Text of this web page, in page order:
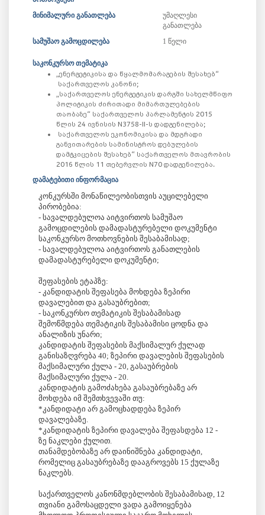
მინიმალური განათლება
უმაღლესი
განათლება
სამუშაო გამოცდილება
1 წელი
საკონკურსო თემატიკა
​​​​​​„ენერგეტიკისა და წყალმომარაგების შესახებ“
საქართველოს კანონი;
„საქართველოს ენერგეტიკის დარგში სახელმწიფო
პოლიტიკის ძირითადი მიმართულებების
თაობაზე“ საქართველოს პარლამენტის 2015
წლის 24 ივნისის N3758-II-ს დადგენილება;
საქართველოს ეკონომიკისა და მდგრადი
განვითარების სამინისტროს დებულების
დამტკიცების შესახებ“ საქართველოს მთავრობის
2016 წლის 11 თებერვლის N70 დადგენილება.
დამატებითი ინფორმაცია
კონკურსში მონაწილეობისთვის აუცილებელი
პირობებია:
- სავალდებულოა აიტვირთოს სამუშაო
გამოცდილების დამადასტურებელი დოკუმენტი
საკონკურსო მოთხოვნების შესაბამისად;
- სავალდებულოა აიტვირთოს განათლების
დამადასტურებელი დოკუმენტი;
შეფასების ეტაპზე:
- კანდიდატის შეფასება მოხდება ზეპირი
დავალებით და გასაუბრებით;
- საკონკურსო თემატიკის შესაბამისად
შემოწმდება თემატიკის შესაბამისი ცოდნა და
ანალიზის უნარი;
კანდიდატის შეფასების მაქსიმალურ ქულად
განისაზღვრება 40; ზეპირი დავალების შეფასების
მაქსიმალური ქულა - 20, გასაუბრების
მაქსიმალური ქულა - 20.
კანდიდატის გამოძახება გასაუბრებაზე არ
მოხდება იმ შემთხვევაში თუ:
*კანდიდატი არ გამოცხადდება ზეპირ
დავალებაზე.
*კანდიდატის ზეპირი დავალება შეფასდება 12 -
ზე ნაკლები ქულით.
თანამდებობაზე არ დაინიშნება კანდიდატი,
რომელიც გასაუბრებაზე დააგროვებს 15 ქულაზე
ნაკლებს.
საქართველოს კანონმდებლობის შესაბამისად, 12
თვიანი გამოსაცდელი ვადა გამოიყენება